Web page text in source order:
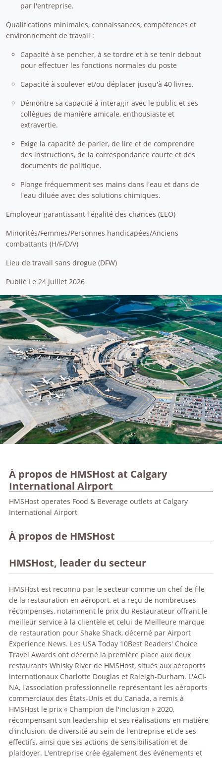
par l'entreprise.
Qualifications minimales, connaissances, compétences et
environnement de travail :
Capacité à se pencher, à se tordre et à se tenir debout
pour effectuer les fonctions normales du poste
Capacité à soulever et/ou déplacer jusqu'à 40 livres.
Démontre sa capacité à interagir avec le public et ses
collègues de manière amicale, enthousiaste et
extravertie.
Exige la capacité de parler, de lire et de comprendre
des instructions, de la correspondance courte et des
documents de politique.
Plonge fréquemment ses mains dans l'eau et dans de
l'eau diluée avec des solutions chimiques.
Employeur garantissant l'égalité des chances (EEO)
Minorités/Femmes/Personnes handicapées/Anciens
combattants (H/F/D/V)
Lieu de travail sans drogue (DFW)
Publié Le 24 Juillet 2026
À propos de HMSHost at Calgary
International Airport
HMSHost operates Food & Beverage outlets at Calgary
International Airport
À propos de HMSHost
HMSHost, leader du secteur
HMSHost est reconnu par le secteur comme un chef de file
de la restauration en aéroport, et a reçu de nombreuses
récompenses, notamment le prix du Restaurateur offrant le
meilleur service à la clientèle et celui de Meilleure marque
de restauration pour Shake Shack, décerné par Airport
Experience News. Les USA Today 10Best Readers' Choice
Travel Awards ont décerné la première place aux deux
restaurants Whisky River de HMSHost, situés aux aéroports
internationaux Charlotte Douglas et Raleigh-Durham. L'ACI-
NA, l'association professionnelle représentant les aéroports
commerciaux des États-Unis et du Canada, a remis à
HMSHost le prix « Champion de l'inclusion » 2020,
récompensant son leadership et ses réalisations en matière
d'inclusion, de diversité au sein de l'entreprise et de ses
effectifs, ainsi que ses actions de sensibilisation et de
plaidoyer. L'entreprise crée également des événements et